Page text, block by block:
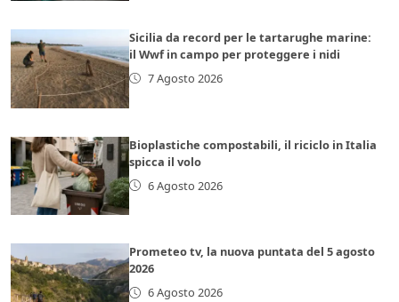
Sicilia da record per le tartarughe marine:
il Wwf in campo per proteggere i nidi
7 Agosto 2026
Bioplastiche compostabili, il riciclo in Italia
spicca il volo
6 Agosto 2026
Prometeo tv, la nuova puntata del 5 agosto
2026
6 Agosto 2026